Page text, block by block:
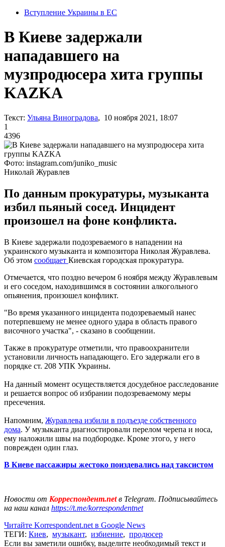
Вступление Украины в ЕС
В Киеве задержали
нападавшего на
музпродюсера хита группы
KAZKA
Текст: Ульяна Виноградова, 10 ноября 2021, 18:07
1
4396
Фото: instagram.com/juniko_music
Николай Журавлев
По данным прокуратуры, музыканта
избил пьяный сосед. Инцидент
произошел на фоне конфликта.
В Киеве задержали подозреваемого в нападении на
украинского музыканта и композитора Николая Журавлева.
Об этом сообщает Киевская городская прокуратура.
Отмечается, что поздно вечером 6 ноября между Журавлевым
и его соседом, находившимся в состоянии алкогольного
опьянения, произошел конфликт.
"Во время указанного инцидента подозреваемый нанес
потерпевшему не менее одного удара в область правого
височного участка", - сказано в сообщении.
Также в прокуратуре отметили, что правоохранители
установили личность нападающего. Его задержали его в
порядке ст. 208 УПК Украины.
На данный момент осуществляется досудебное расследование
и решается вопрос об избрании подозреваемому меры
пресечения.
Напомним, Журавлева избили в подъезде собственного
дома. У музыканта диагностировали перелом черепа и носа,
ему наложили швы на подбородке. Кроме этого, у него
поврежден один глаз.
В Киеве пассажиры жестоко поиздевались над таксистом
Новости от Корреспондент.netв Telegram. Подписывайтесь
на наш канал https://t.me/korrespondentnet
Читайте Korrespondent.net в Google News
ТЕГИ: Киев, музыкант, избиение, продюсер
Если вы заметили ошибку, выделите необходимый текст и